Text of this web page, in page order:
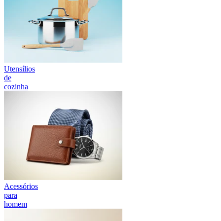
Utensílios
de
cozinha
Acessórios
para
homem